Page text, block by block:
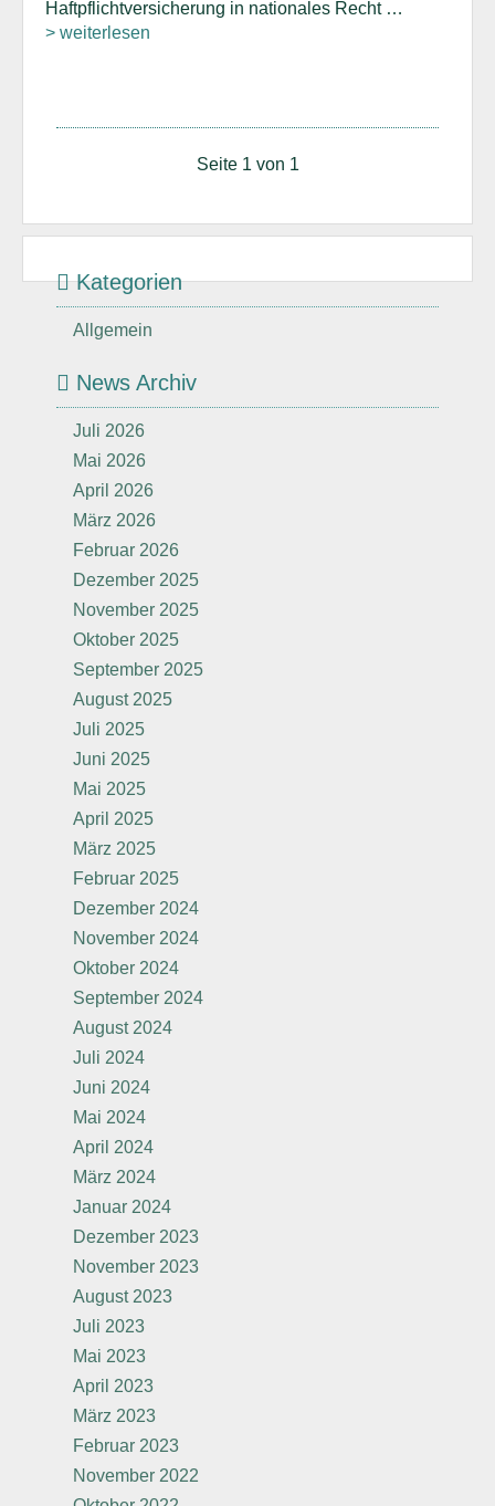
Haftpflichtversicherung in nationales Recht …
> weiterlesen
Seite 1 von 1
Kategorien
Allgemein
News Archiv
Juli 2026
Mai 2026
April 2026
März 2026
Februar 2026
Dezember 2025
November 2025
Oktober 2025
September 2025
August 2025
Juli 2025
Juni 2025
Mai 2025
April 2025
März 2025
Februar 2025
Dezember 2024
November 2024
Oktober 2024
September 2024
August 2024
Juli 2024
Juni 2024
Mai 2024
April 2024
März 2024
Januar 2024
Dezember 2023
November 2023
August 2023
Juli 2023
Mai 2023
April 2023
März 2023
Februar 2023
November 2022